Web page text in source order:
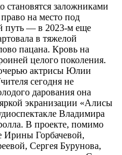
становятся заложниками
на место под
путь — в 2023-м еще
в тяжелой
пацана. Кровь на
целого поколения.
актрисы Юлии
сегодня не
дарования она
экранизации «Алисы
Владимира
В проекте, помимо
Ирины Горбачевой,
Сергея Бурунова,